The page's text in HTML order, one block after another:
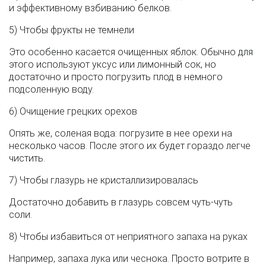
и эффективному взбиванию белков.
5) Чтобы фрукты не темнели
Это особенно касается очищенных яблок. Обычно для
этого используют уксус или лимонный сок, но
достаточно и просто погрузить плод в немного
подсоленную воду.
6) Очищение грецких орехов
Опять же, соленая вода: погрузите в нее орехи на
несколько часов. После этого их будет гораздо легче
чистить.
7) Чтобы глазурь не кристаллизировалась
Достаточно добавить в глазурь совсем чуть-чуть
соли.
8) Чтобы избавиться от неприятного запаха на руках
Например, запаха лука или чеснока. Просто вотрите в